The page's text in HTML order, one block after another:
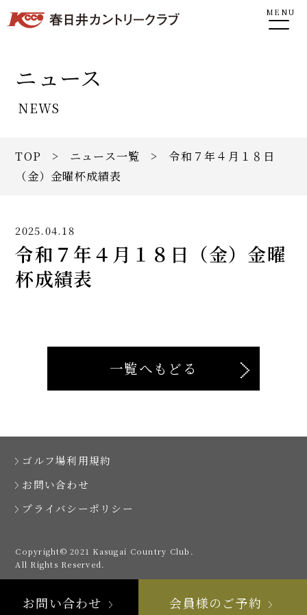
MENU
ニュース
NEWS
TOP > ニュース一覧 > 令和７年４月１８日
（金）金曜杯成績表
2025.04.18
令和７年４月１８日（金）金曜
杯成績表
一覧へもどる
ゴルフ場利用規約
お問い合わせ
プライバシーポリシー
Copyright© 2021 Kasugai Country Club.
All Rights Reserved.
お問い合わせ 会員様のご予約